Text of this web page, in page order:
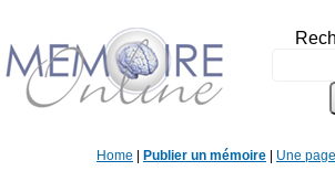
Home Publier un mémoire Une